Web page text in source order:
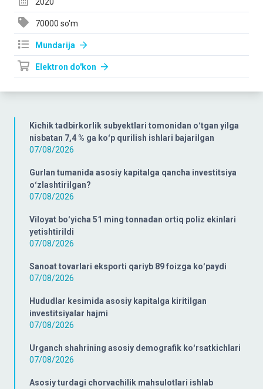
Kichik tadbirkorlik subyektlari tomonidan oʻtgan yilga
nisbatan 7,4 % ga koʻp qurilish ishlari bajarilgan
07/08/2026
Gurlan tumanida asosiy kapitalga qancha investitsiya
oʻzlashtirilgan?
07/08/2026
Viloyat boʻyicha 51 ming tonnadan ortiq poliz ekinlari
yetishtirildi
07/08/2026
Sanoat tovarlari eksporti qariyb 89 foizga koʻpaydi
07/08/2026
Hududlar kesimida asosiy kapitalga kiritilgan
investitsiyalar hajmi
07/08/2026
Urganch shahrining asosiy demografik koʻrsatkichlari
07/08/2026
Asosiy turdagi chorvachilik mahsulotlari ishlab
70000 so'm
Mundarija
Elektron do'kon